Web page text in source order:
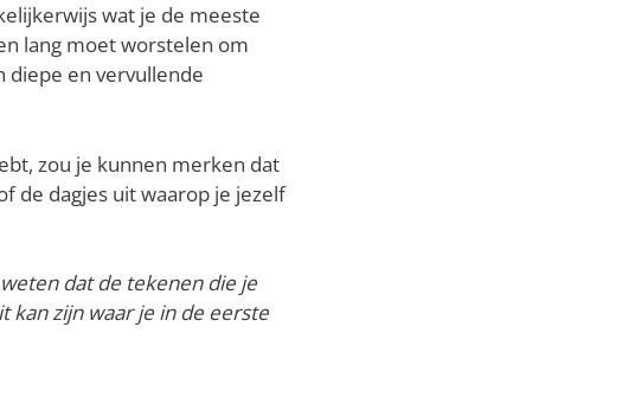
wat je de meeste
lang moet worstelen om
diepe en vervullende
zou je kunnen merken dat
de dagjes uit waarop je jezelf
dat de tekenen die je
kan zijn waar je in de eerste